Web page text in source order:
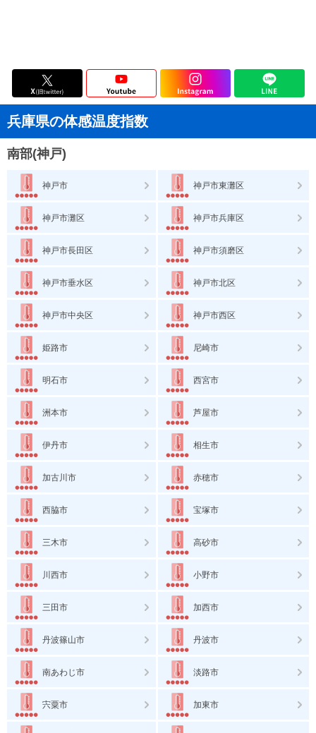
兵庫県の体感温度指数
南部(神戸)
神戸市 神戸市東灘区
神戸市灘区 神戸市兵庫区
神戸市長田区 神戸市須磨区
神戸市垂水区 神戸市北区
神戸市中央区 神戸市西区
姫路市 尼崎市
明石市 西宮市
洲本市 芦屋市
伊丹市 相生市
加古川市 赤穂市
西脇市 宝塚市
三木市 高砂市
川西市 小野市
三田市 加西市
丹波篠山市 丹波市
南あわじ市 淡路市
宍粟市 加東市